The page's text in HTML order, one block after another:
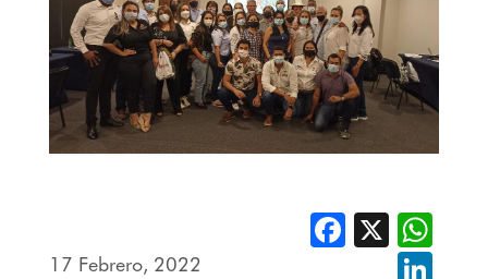
17 Febrero, 2022
Facebook
X